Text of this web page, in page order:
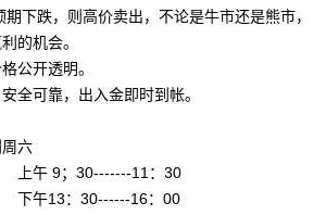
下跌，则高价卖出，不论是牛市还是熊市，
的机会。
公开透明。
全可靠，出入金即时到帐。
六
11：30
16：00